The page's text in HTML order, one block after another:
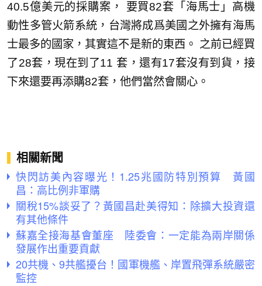
40.5億美元的採購案， 要買82套「海馬士」高機
動性多管火箭系統，台灣將成爲美國之外擁有海馬
士最多的國家，其實這不是新的東西。 之前已經買
了28套，現在到了11 套，還有17套沒有到貨，接
下來還要再添購82套，他們當然會關心。
相關新聞
快閃訪美內容曝光！1.25兆國防特別預算 黃國
昌：高比例非軍購
關稅15%談妥了？黃國昌赴美得知：除擴大投資還
有其他條件
蘇嘉全接海基會董座 陸委會：一定能為兩岸關係
發展作出重要貢獻
20共機、9共艦擾台！國軍機艦、岸置飛彈系統嚴密
監控